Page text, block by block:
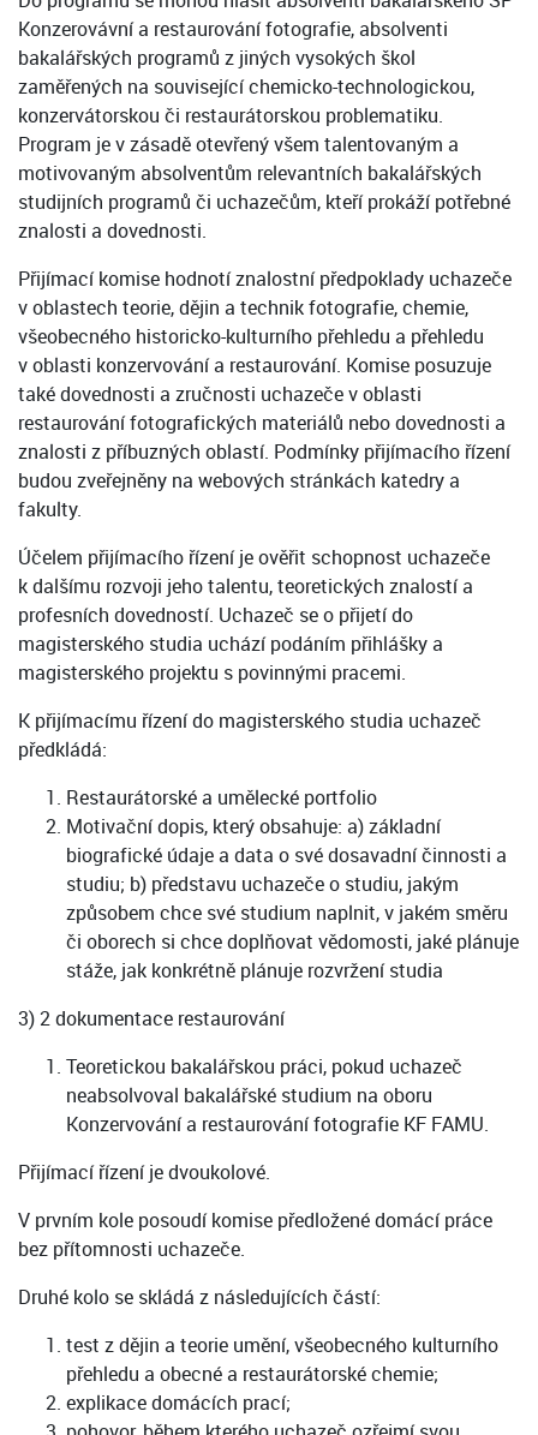
Konzerovávní a restaurování fotografie, absolventi
bakalářských programů z jiných vysokých škol
zaměřených na související chemicko-technologickou,
konzervátorskou či restaurátorskou problematiku.
Program je v zásadě otevřený všem talentovaným a
motivovaným absolventům relevantních bakalářských
studijních programů či uchazečům, kteří prokáží potřebné
znalosti a dovednosti.
Přijímací komise hodnotí znalostní předpoklady uchazeče
v oblastech teorie, dějin a technik fotografie, chemie,
všeobecného historicko-kulturního přehledu a přehledu
v oblasti konzervování a restaurování. Komise posuzuje
také dovednosti a zručnosti uchazeče v oblasti
restaurování fotografických materiálů nebo dovednosti a
znalosti z příbuzných oblastí. Podmínky přijímacího řízení
budou zveřejněny na webových stránkách katedry a
fakulty.
Účelem přijímacího řízení je ověřit schopnost uchazeče
k dalšímu rozvoji jeho talentu, teoretických znalostí a
profesních dovedností. Uchazeč se o přijetí do
magisterského studia uchází podáním přihlášky a
magisterského projektu s povinnými pracemi.
K přijímacímu řízení do magisterského studia uchazeč
předkládá:
Restaurátorské a umělecké portfolio
Motivační dopis, který obsahuje: a) základní
biografické údaje a data o své dosavadní činnosti a
studiu; b) představu uchazeče o studiu, jakým
způsobem chce své studium naplnit, v jakém směru
či oborech si chce doplňovat vědomosti, jaké plánuje
stáže, jak konkrétně plánuje rozvržení studia
3) 2 dokumentace restaurování
Teoretickou bakalářskou práci, pokud uchazeč
neabsolvoval bakalářské studium na oboru
Konzervování a restaurování fotografie KF FAMU.
Přijímací řízení je dvoukolové.
V prvním kole posoudí komise předložené domácí práce
bez přítomnosti uchazeče.
Druhé kolo se skládá z následujících částí:
test z dějin a teorie umění, všeobecného kulturního
přehledu a obecné a restaurátorské chemie;
explikace domácích prací;